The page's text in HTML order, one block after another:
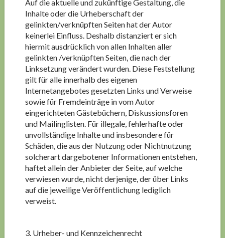
Auf die aktuelle und zukünftige Gestaltung, die
Inhalte oder die Urheberschaft der
gelinkten/verknüpften Seiten hat der Autor
keinerlei Einfluss. Deshalb distanziert er sich
hiermit ausdrücklich von allen Inhalten aller
gelinkten /verknüpften Seiten, die nach der
Linksetzung verändert wurden. Diese Feststellung
gilt für alle innerhalb des eigenen
Internetangebotes gesetzten Links und Verweise
sowie für Fremdeinträge in vom Autor
eingerichteten Gästebüchern, Diskussionsforen
und Mailinglisten. Für illegale, fehlerhafte oder
unvollständige Inhalte und insbesondere für
Schäden, die aus der Nutzung oder Nichtnutzung
solcherart dargebotener Informationen entstehen,
haftet allein der Anbieter der Seite, auf welche
verwiesen wurde, nicht derjenige, der über Links
auf die jeweilige Veröffentlichung lediglich
verweist.
3. Urheber- und Kennzeichenrecht